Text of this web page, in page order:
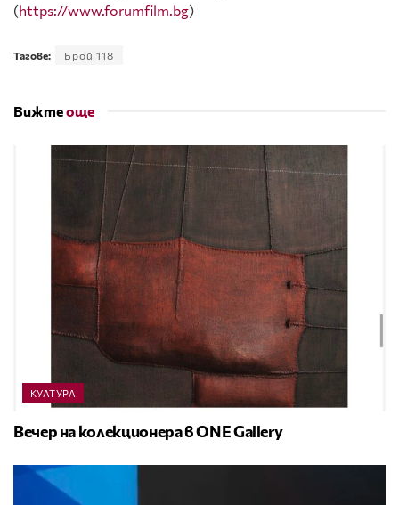
(https://www.forumfilm.bg)
Тагове: Брой 118
Вижтеоще
КУЛТУРА
Вечер на колекционера в ONE Gallery